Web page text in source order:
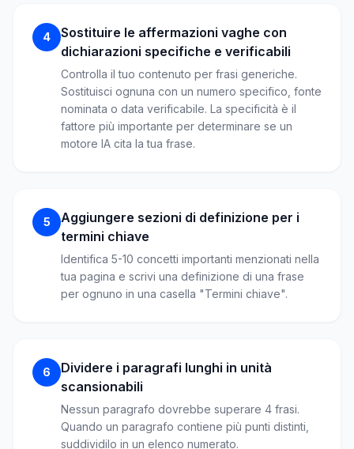
4
Sostituire le affermazioni vaghe con
dichiarazioni specifiche e verificabili
Controlla il tuo contenuto per frasi generiche.
Sostituisci ognuna con un numero specifico, fonte
nominata o data verificabile. La specificità è il
fattore più importante per determinare se un
motore IA cita la tua frase.
5
Aggiungere sezioni di definizione per i
termini chiave
Identifica 5-10 concetti importanti menzionati nella
tua pagina e scrivi una definizione di una frase
per ognuno in una casella "Termini chiave".
6
Dividere i paragrafi lunghi in unità
scansionabili
Nessun paragrafo dovrebbe superare 4 frasi.
Quando un paragrafo contiene più punti distinti,
suddividilo in un elenco numerato.